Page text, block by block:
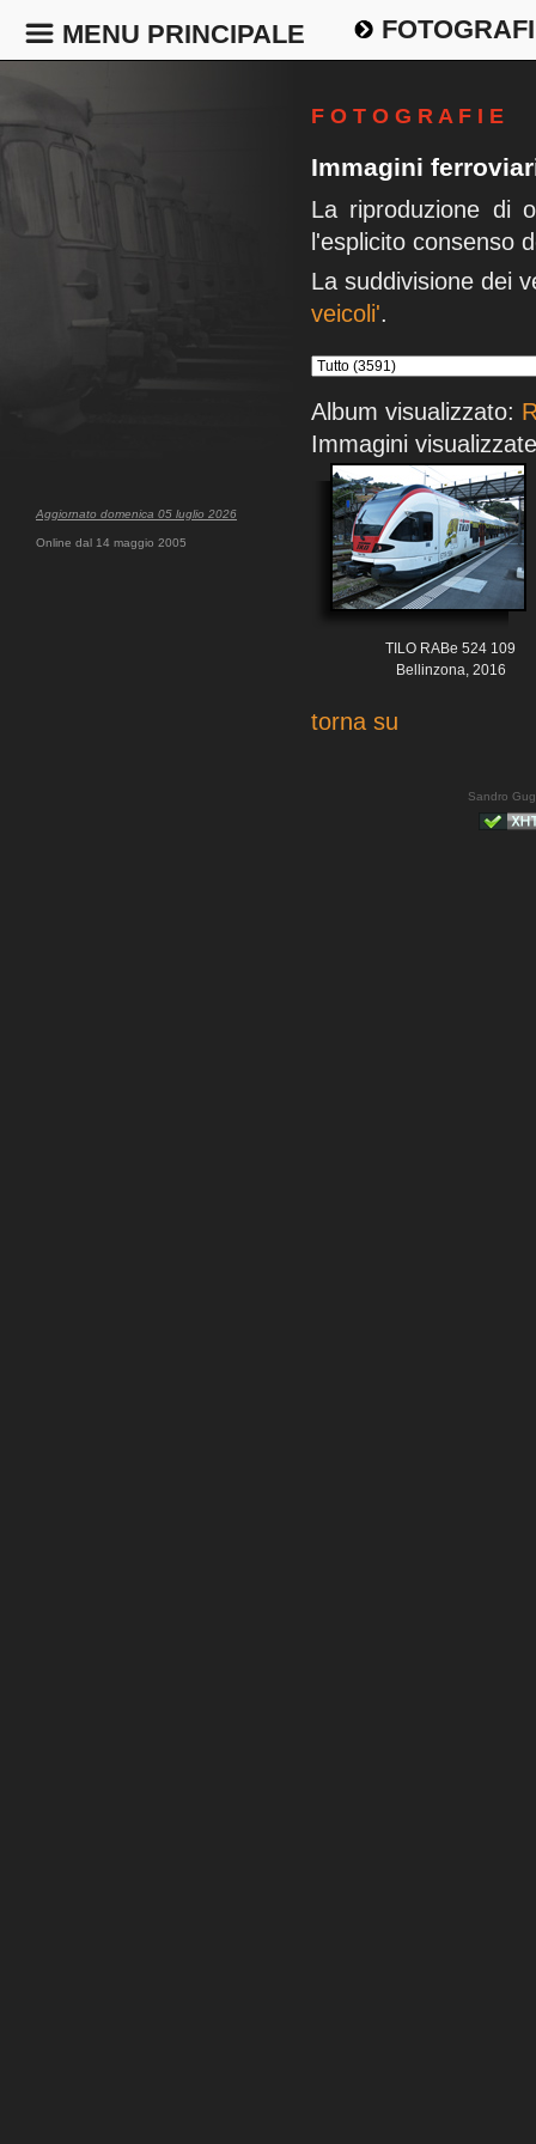
MENU PRINCIPALE
Aggiornato domenica 05 luglio 2026
Online dal 14 maggio 2005
F O T O G R A F I E
Immagini
La riproduzione di
l'esplicito consenso
La suddivisione dei
veicoli'.
Album visualizzato:
Immagini
TILO RABe 524 109
Bellinzona, 2016
torna su
Sandro